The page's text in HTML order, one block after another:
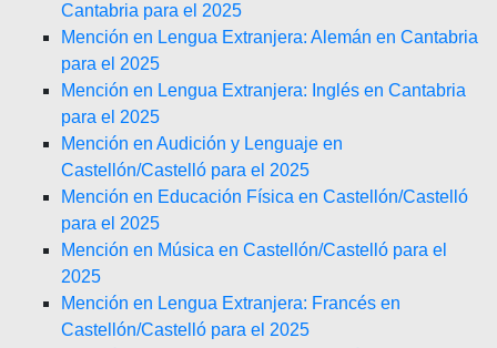
Cantabria para el 2025
Mención en Lengua Extranjera: Alemán en Cantabria
para el 2025
Mención en Lengua Extranjera: Inglés en Cantabria
para el 2025
Mención en Audición y Lenguaje en
Castellón/Castelló para el 2025
Mención en Educación Física en Castellón/Castelló
para el 2025
Mención en Música en Castellón/Castelló para el
2025
Mención en Lengua Extranjera: Francés en
Castellón/Castelló para el 2025